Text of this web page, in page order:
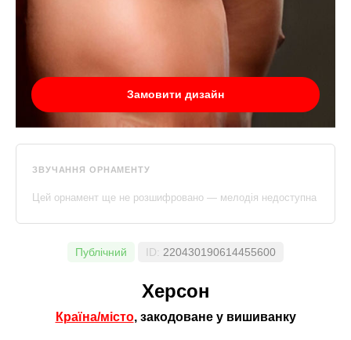
Замовити дизайн
ЗВУЧАННЯ ОРНАМЕНТУ
Цей орнамент ще не розшифровано — мелодія недоступна
Публічний ID: 220430190614455600
Херсон
Країна/місто, закодоване у вишиванку